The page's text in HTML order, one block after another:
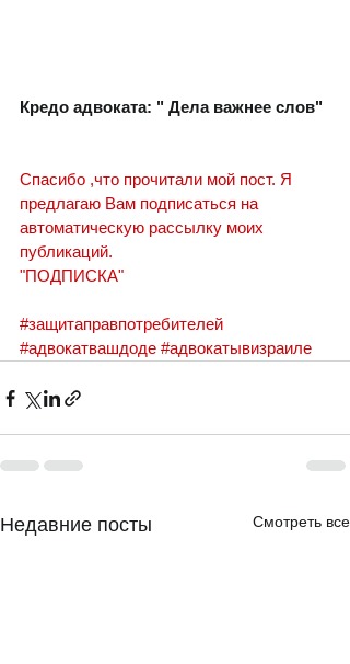
Кредо адвоката: " Дела важнее слов"
Спасибо ,что прочитали мой пост. Я
предлагаю Вам подписаться на
автоматическую рассылку моих
публикаций.
"ПОДПИСКА"
#защитаправпотребителей
#адвокатвашдоде #адвокатывизраиле
Недавние посты Смотреть все